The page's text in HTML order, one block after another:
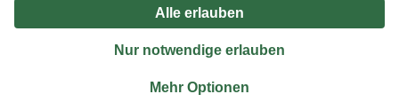
Privatsphäre Impressum
Nutzungsbedingungen
Widerrufsrecht
Vertrag widerrufen
© 2026 toom Baumarkt GmbH